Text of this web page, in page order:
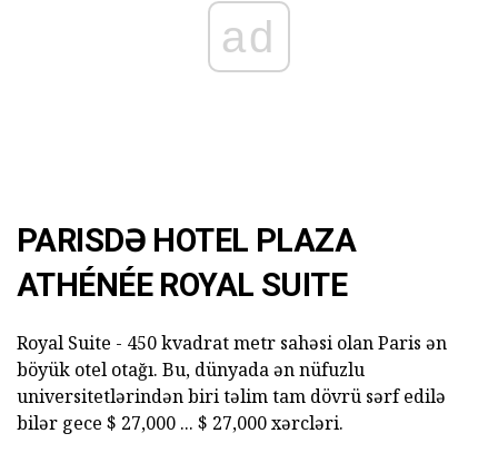
ad
PARISDƏ HOTEL PLAZA
ATHÉNÉE ROYAL SUITE
Royal Suite - 450 kvadrat metr sahəsi olan Paris ən
böyük otel otağı. Bu, dünyada ən nüfuzlu
universitetlərindən biri təlim tam dövrü sərf edilə
bilər gece $ 27,000 ... $ 27,000 xərcləri.